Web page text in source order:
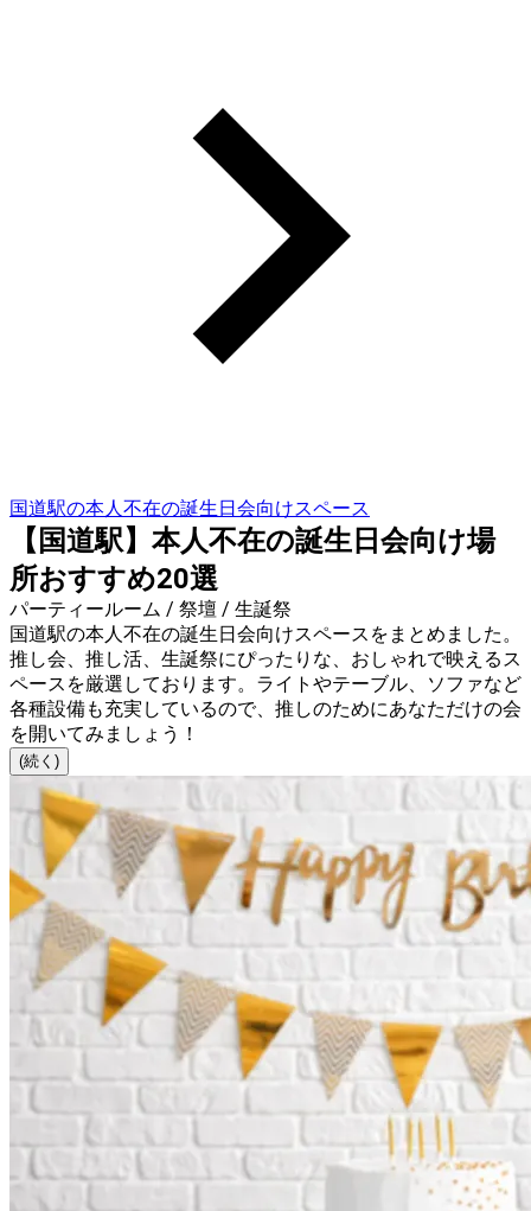
国道駅の本人不在の誕生日会向けスペース
【国道駅】本人不在の誕生日会向け場
所おすすめ20選
パーティールーム / 祭壇 / 生誕祭
国道駅の本人不在の誕生日会向けスペースをまとめました。
推し会、推し活、生誕祭にぴったりな、おしゃれで映えるス
ペースを厳選しております。ライトやテーブル、ソファなど
各種設備も充実しているので、推しのためにあなただけの会
を開いてみましょう！
(続く)